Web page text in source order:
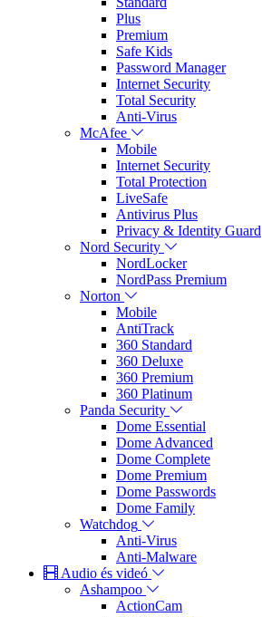
Plus
Premium
Safe Kids
Password Manager
Internet Security
Total Security
Anti-Virus
McAfee
Mobile
Internet Security
Total Protection
LiveSafe
Antivirus Plus
Privacy & Identity Guard
Nord Security
NordLocker
NordPass Premium
Norton
Mobile
AntiTrack
360 Standard
360 Deluxe
360 Premium
360 Platinum
Panda Security
Dome Essential
Dome Advanced
Dome Complete
Dome Premium
Dome Passwords
Dome Family
Watchdog
Anti-Virus
Anti-Malware
Audio és videó
Ashampoo
ActionCam